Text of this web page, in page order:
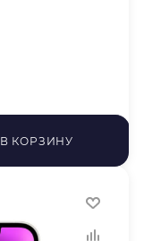
В КОРЗИНУ